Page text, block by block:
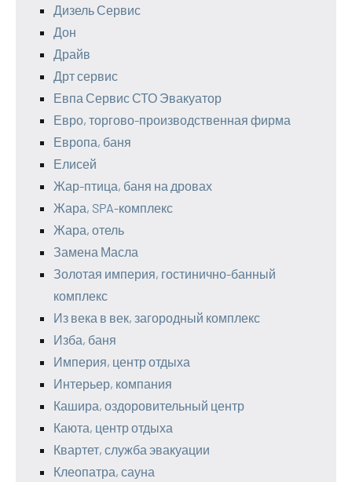
Дизель Сервис
Дон
Драйв
Дрт сервис
Евпа Сервис СТО Эвакуатор
Евро, торгово-производственная фирма
Европа, баня
Елисей
Жар-птица, баня на дровах
Жара, SPA-комплекс
Жара, отель
Замена Масла
Золотая империя, гостинично-банный
комплекс
Из века в век, загородный комплекс
Изба, баня
Империя, центр отдыха
Интерьер, компания
Кашира, оздоровительный центр
Каюта, центр отдыха
Квартет, служба эвакуации
Клеопатра, сауна